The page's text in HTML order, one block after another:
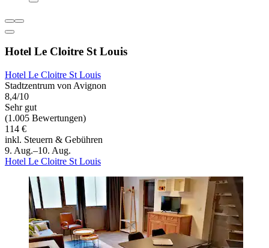
Hotel Le Cloitre St Louis
Hotel Le Cloitre St Louis
Stadtzentrum von Avignon
8,4/10
Sehr gut
(1.005 Bewertungen)
114 €
inkl. Steuern & Gebühren
9. Aug.–10. Aug.
Hotel Le Cloitre St Louis